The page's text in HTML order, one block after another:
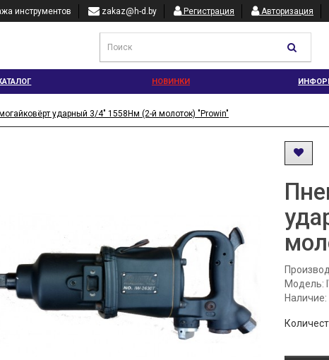
инструментов zakaz@h-d.by Регистрация Авторизация
НОВИНКИ
ударный 3/4" 1558Нм (2-й молоток) "Prowin"
Модель: